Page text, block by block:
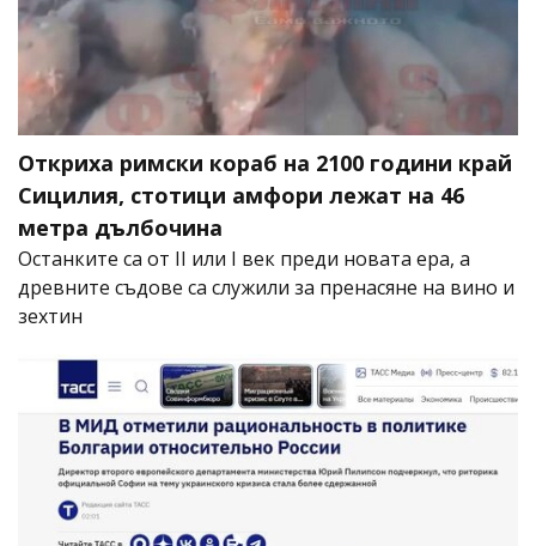
Откриха римски кораб на 2100 години край
Сицилия, стотици амфори лежат на 46
метра дълбочина
Останките са от II или I век преди новата ера, а
древните съдове са служили за пренасяне на вино и
зехтин